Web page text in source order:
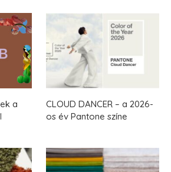
a
CLOUD DANCER – a 2026-
os év Pantone színe